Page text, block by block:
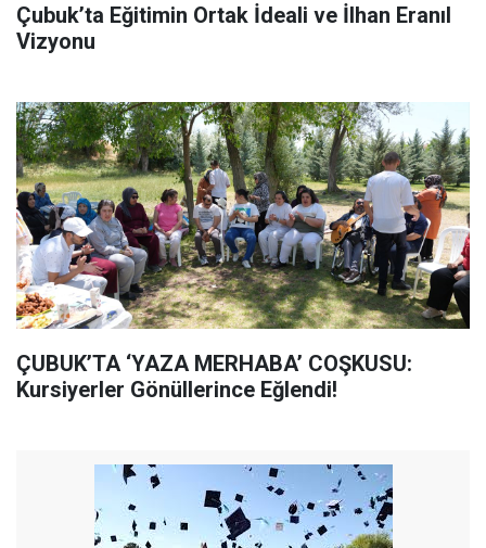
Çubuk’ta Eğitimin Ortak İdeali ve İlhan Eranıl
Vizyonu
ÇUBUK’TA ‘YAZA MERHABA’ COŞKUSU:
Kursiyerler Gönüllerince Eğlendi!